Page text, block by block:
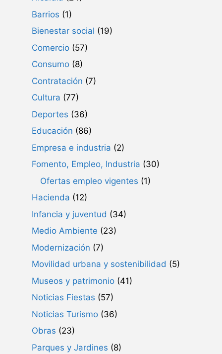
Barrios (1)
Bienestar social (19)
Comercio (57)
Consumo (8)
Contratación (7)
Cultura (77)
Deportes (36)
Educación (86)
Empresa e industria (2)
Fomento, Empleo, Industria (30)
Ofertas empleo vigentes (1)
Hacienda (12)
Infancia y juventud (34)
Medio Ambiente (23)
Modernización (7)
Movilidad urbana y sostenibilidad (5)
Museos y patrimonio (41)
Noticias Fiestas (57)
Noticias Turismo (36)
Obras (23)
Parques y Jardines (8)